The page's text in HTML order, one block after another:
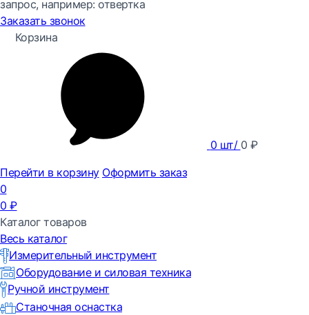
запрос, например: отвертка
Заказать звонок
Корзина
0 шт/ 0 ₽
Перейти в корзину Оформить заказ
0
0 ₽
Каталог товаров
Весь каталог
Измерительный инструмент
Оборудование и силовая техника
Ручной инструмент
Станочная оснастка